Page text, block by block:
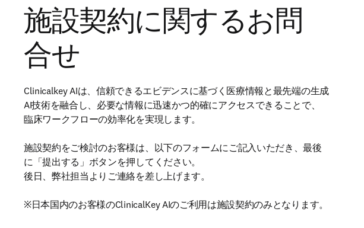
施設契約に関するお問
合せ
Clinicalkey AIは、信頼できるエビデンスに基づく医療情報と最先端の生成
AI技術を融合し、必要な情報に迅速かつ的確にアクセスできることで、
臨床ワークフローの効率化を実現します。
施設契約をご検討のお客様は、以下のフォームにご記入いただき、最後
に「提出する」ボタンを押してください。
後日、弊社担当よりご連絡を差し上げます。
※日本国内のお客様のClinicalKey AIのご利用は施設契約のみとなります。